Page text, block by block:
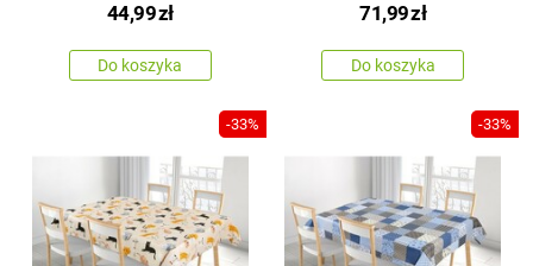
44,99zł
Do koszyka
71,99zł
Do koszyka
-33% -33%